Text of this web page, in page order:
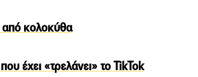
από κολοκύθα
έχει «τρελάνει» το TikTok